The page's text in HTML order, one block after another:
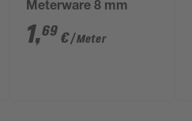
Meterware 8 mm
1,69 €/ Meter